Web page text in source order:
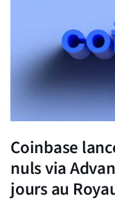
Coinbase
nuls via
jours au